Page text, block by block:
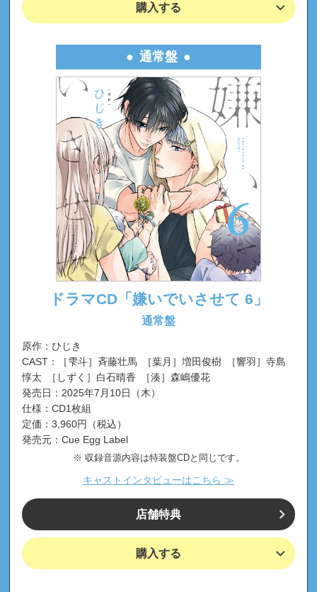
購入する
通常盤
ドラマCD「嫌いでいさせて 6」
通常盤
原作：ひじき
CAST：［雫斗］斉藤壮馬 ［葉月］増田俊樹 ［響羽］寺島
惇太 ［しずく］白石晴香 ［湊］森嶋優花
発売日：2025年7月10日（木）
仕様：CD1枚組
定価：3,960円（税込）
発売元：Cue Egg Label
収録音源内容は特装盤CDと同じです。
キャストインタビューはこちら ≫
店舗特典
購入する